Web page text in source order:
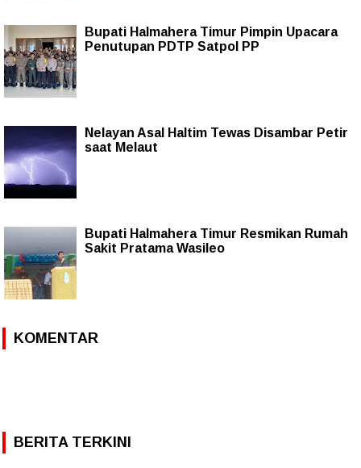
Bupati Halmahera Timur Pimpin Upacara
Penutupan PDTP Satpol PP
Nelayan Asal Haltim Tewas Disambar Petir
saat Melaut
Bupati Halmahera Timur Resmikan Rumah
Sakit Pratama Wasileo
KOMENTAR
BERITA TERKINI